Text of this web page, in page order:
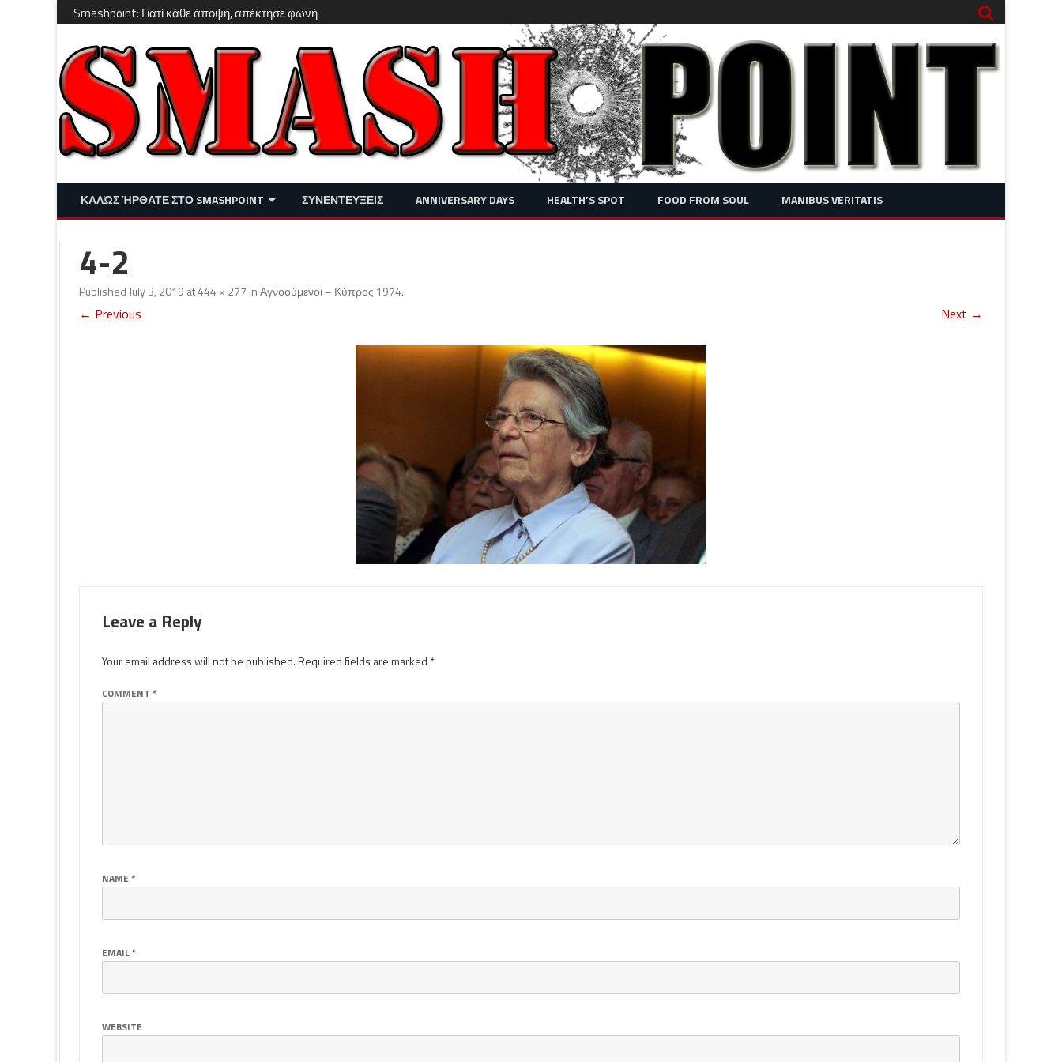
Smashpoint: Γιατί κάθε άποψη, απέκτησε φωνή
Skip
content
ΚΑΛΏΣ ΉΡΘΑΤΕ ΣΤΟ SMASHPOINT ΣΥΝΕΝΤΕΥΞΕΙΣ ANNIVERSARY DAYS HEALTH’S SPOT FOOD FROM SOUL MANIBUS VERITATIS
4-2
Published July 3, 2019 at444 × 277 inΑγνοούμενοι – Κύπρος 1974.
← Previous Next →
Leave a Reply
Your email address will not be published.Required fields are marked *
COMMENT *
NAME*
EMAIL*
WEBSITE